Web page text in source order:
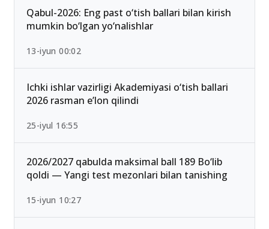
Qabul-2026: Eng past o‘tish ballari bilan kirish
mumkin bo‘lgan yo‘nalishlar
13-iyun 00:02
Ichki ishlar vazirligi Akademiyasi o‘tish ballari
2026 rasman e’lon qilindi
25-iyul 16:55
2026/2027 qabulda maksimal ball 189 Bo‘lib
qoldi — Yangi test mezonlari bilan tanishing
15-iyun 10:27